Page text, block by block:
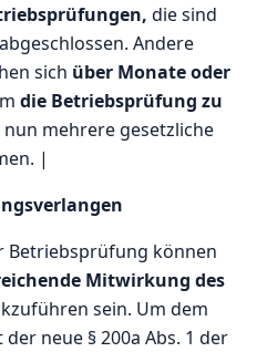
die sind
Andere
sich über Monate oder
die Betriebsprüfung zu
mehrere gesetzliche
|
Betriebsprüfung können
Mitwirkung des
sein. Um dem
neue § 200a Abs. 1 der